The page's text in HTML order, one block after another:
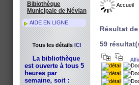
Accueil
Résultat
59
Bibiothèque
Municipale de Névian
AIDE EN LIGNE
Tous les détailsICI
La bibliothèque
est ouverte à tous 5
heures par
semaine, soit :